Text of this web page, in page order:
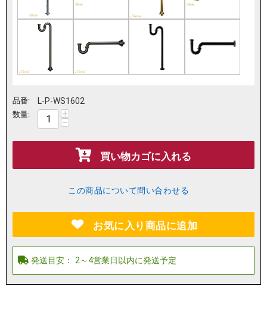
品番: L-P-WS1602
数量: +
−
買い物カゴに入れる
この商品について問い合わせる
お気に入り商品に追加